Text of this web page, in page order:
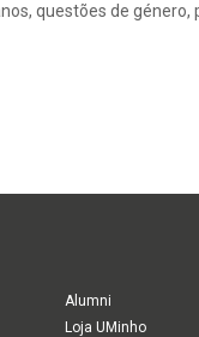
questões de género,
Alumni
Loja UMinho